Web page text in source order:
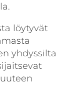
löytyvät
yhdyssilta